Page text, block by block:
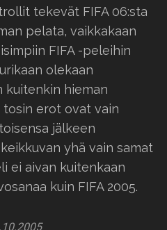
tekevät FIFA 06:sta
pelata, vaikkakaan
FIFA -peleihin
olekaan
kuitenkin hieman
erot ovat vain
jälkeen
yhä vain samat
ei aivan kuitenkaan
kuin FIFA 2005.